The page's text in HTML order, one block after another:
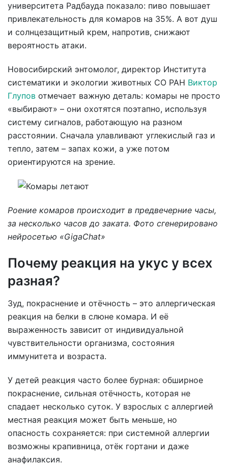
университета Радбауда показало: пиво повышает
привлекательность для комаров на 35%. А вот душ
и солнцезащитный крем, напротив, снижают
вероятность атаки.
Новосибирский энтомолог, директор Института
систематики и экологии животных СО РАН Виктор
Глупов отмечает важную деталь: комары не просто
«выбирают» – они охотятся поэтапно, используя
систему сигналов, работающую на разном
расстоянии. Сначала улавливают углекислый газ и
тепло, затем – запах кожи, а уже потом
ориентируются на зрение.
Роение комаров происходит в предвечерние часы,
за несколько часов до заката. Фото сгенерировано
нейросетью «GigaChat»
Почему реакция на укус у всех
разная?
Зуд, покраснение и отёчность – это аллергическая
реакция на белки в слюне комара. И её
выраженность зависит от индивидуальной
чувствительности организма, состояния
иммунитета и возраста.
У детей реакция часто более бурная: обширное
покраснение, сильная отёчность, которая не
спадает несколько суток. У взрослых с аллергией
местная реакция может быть меньше, но
опасность сохраняется: при системной аллергии
возможны крапивница, отёк гортани и даже
анафилаксия.